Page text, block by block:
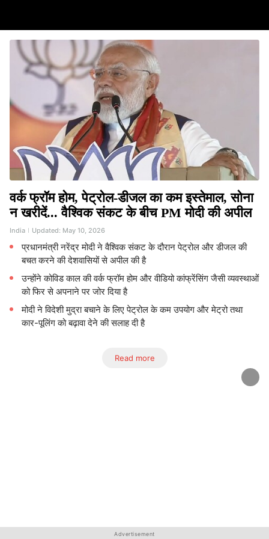
वर्क फ्रॉम होम, पेट्रोल-डीजल का कम इस्तेमाल, सोना
न खरीदें... वैश्विक संकट के बीच PM मोदी की अपील
India Updated: May 10, 2026
प्रधानमंत्री नरेंद्र मोदी ने वैश्विक संकट के दौरान पेट्रोल और डीजल की
बचत करने की देशवासियों से अपील की है
उन्होंने कोविड काल की वर्क फ्रॉम होम और वीडियो कांफ्रेंसिंग जैसी व्यवस्थाओं
को फिर से अपनाने पर जोर दिया है
मोदी ने विदेशी मुद्रा बचाने के लिए पेट्रोल के कम उपयोग और मेट्रो तथा
कार-पूलिंग को बढ़ावा देने की सलाह दी है
Read more
Advertisement
Advertisement
Advertisement
Advertisement
Advertisement
Advertisement
Advertisement
Advertisement
Advertisement
Advertisement
Advertisement